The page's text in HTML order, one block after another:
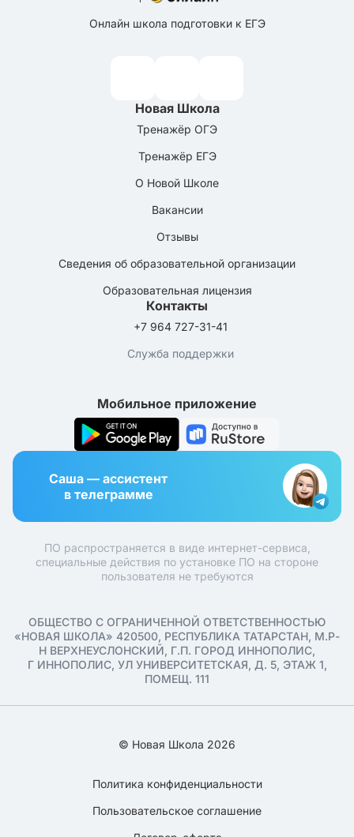
Онлайн школа подготовки к ЕГЭ
Новая Школа
Тренажёр ОГЭ
Тренажёр ЕГЭ
О Новой Школе
Вакансии
Отзывы
Сведения об образовательной организации
Образовательная лицензия
Контакты
+7 964 727-31-41
Служба поддержки
Мобильное приложение
Саша — ассистент
в телеграмме
ПО распространяется в виде интернет-сервиса,
специальные действия по установке ПО на стороне
пользователя не требуются
ОБЩЕСТВО С ОГРАНИЧЕННОЙ ОТВЕТСТВЕННОСТЬЮ
«НОВАЯ ШКОЛА» 420500, РЕСПУБЛИКА ТАТАРСТАН, М.Р-
Н ВЕРХНЕУСЛОНСКИЙ, Г.П. ГОРОД ИННОПОЛИС,
Г ИННОПОЛИС, УЛ УНИВЕРСИТЕТСКАЯ, Д. 5, ЭТАЖ 1,
ПОМЕЩ. 111
© Новая Школа 2026
Политика конфиденциальности
Пользовательское соглашение